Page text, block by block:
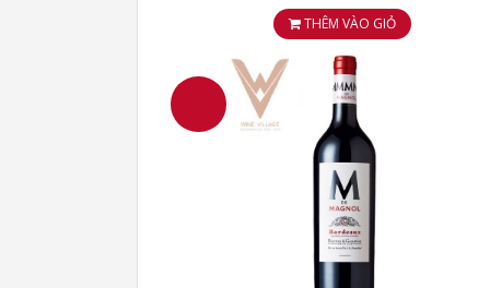
2.Hướng dẫn sử dụng RƯỢU
THÊM VÀO GIỎ